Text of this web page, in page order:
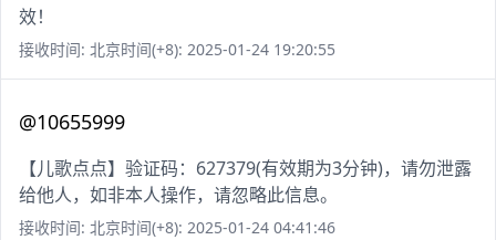
效！
接收时间: 北京时间(+8): 2025-01-24 19:20:55
@10655999
【儿歌点点】验证码：627379(有效期为3分钟)，请勿泄露
给他人，如非本人操作，请忽略此信息。
接收时间: 北京时间(+8): 2025-01-24 04:41:46